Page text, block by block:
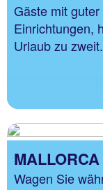
Gäste mit
Einrichtungen,
Urlaub zu zweit.
MALLORCA
Wagen Sie